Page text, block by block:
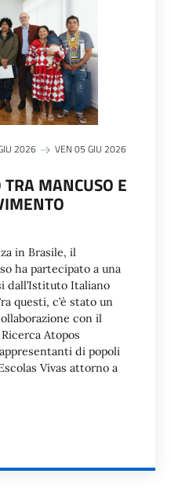
2026 VEN 05 GIU 2026
MANCUSO E
in Brasile, il
ha partecipato a una
dall’Istituto Italiano
questi, c’è stato un
con il
Atopos
di popoli
Vivas attorno a